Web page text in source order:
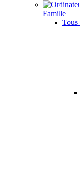
Famille
Tous